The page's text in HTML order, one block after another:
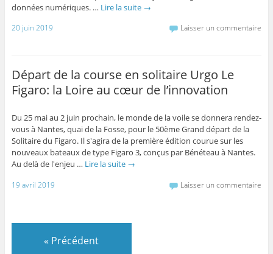
données numériques. … Lire la suite →
20 juin 2019 Laisser un commentaire
Départ de la course en solitaire Urgo Le
Figaro: la Loire au cœur de l’innovation
Du 25 mai au 2 juin prochain, le monde de la voile se donnera rendez-
vous à Nantes, quai de la Fosse, pour le 50ème Grand départ de la
Solitaire du Figaro. Il s'agira de la première édition courue sur les
nouveaux bateaux de type Figaro 3, conçus par Bénéteau à Nantes.
Au delà de l'enjeu … Lire la suite →
19 avril 2019 Laisser un commentaire
« Précédent